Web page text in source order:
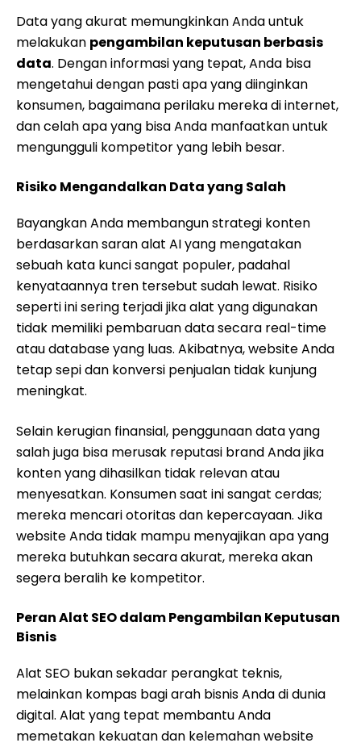
Data yang akurat memungkinkan Anda untuk
melakukan pengambilan keputusan berbasis
data. Dengan informasi yang tepat, Anda bisa
mengetahui dengan pasti apa yang diinginkan
konsumen, bagaimana perilaku mereka di internet,
dan celah apa yang bisa Anda manfaatkan untuk
mengungguli kompetitor yang lebih besar.
Risiko Mengandalkan Data yang Salah
Bayangkan Anda membangun strategi konten
berdasarkan saran alat AI yang mengatakan
sebuah kata kunci sangat populer, padahal
kenyataannya tren tersebut sudah lewat. Risiko
seperti ini sering terjadi jika alat yang digunakan
tidak memiliki pembaruan data secara real-time
atau database yang luas. Akibatnya, website Anda
tetap sepi dan konversi penjualan tidak kunjung
meningkat.
Selain kerugian finansial, penggunaan data yang
salah juga bisa merusak reputasi brand Anda jika
konten yang dihasilkan tidak relevan atau
menyesatkan. Konsumen saat ini sangat cerdas;
mereka mencari otoritas dan kepercayaan. Jika
website Anda tidak mampu menyajikan apa yang
mereka butuhkan secara akurat, mereka akan
segera beralih ke kompetitor.
Peran Alat SEO dalam Pengambilan Keputusan
Bisnis
Alat SEO bukan sekadar perangkat teknis,
melainkan kompas bagi arah bisnis Anda di dunia
digital. Alat yang tepat membantu Anda
memetakan kekuatan dan kelemahan website